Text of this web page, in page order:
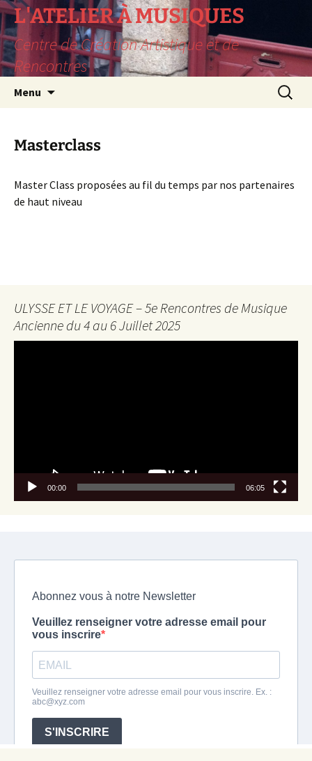
L'ATELIER À MUSIQUES
Centre de Création Artistique et de
Rencontres
Menu
Masterclass
Master Class proposées au fil du temps par nos partenaires
de haut niveau
ULYSSE ET LE VOYAGE – 5e Rencontres de Musique
Ancienne du 4 au 6 Juillet 2025
00:00 06:05